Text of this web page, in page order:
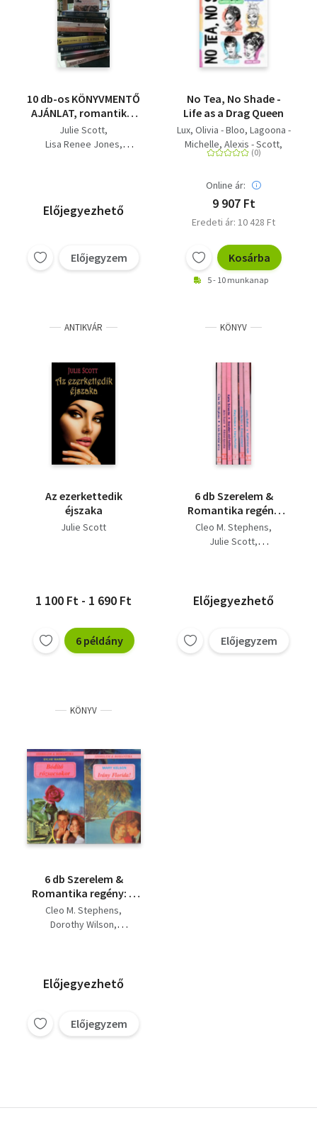
10 db-os KÖNYVMENTŐ
AJÁNLAT, romantika:
Helga története+ Ha
én lennék te+ Fény az
befutó+ Herb és
(Kulcskérdés/A farkas
és Piroska/Viharos
Julie Scott
Lisa Renee Jones
Várkonyi Zsolt Eric Kraft
Előjegyezhető
Előjegyzem
No Tea, No Shade -
Life as a Drag Queen
Lux, Olivia - Bloo, Lagoona -
Michelle, Alexis - Scott,
Kennedy Ann - West, Nina -
Online ár:
9 907 Ft
Eredeti ár: 10 428 Ft
Kosárba
5 - 10 munkanap
ANTIKVÁR
Az ezerkettedik
éjszaka
Julie Scott
1 100 Ft - 1 690 Ft
6 példány
KÖNYV
6 db Szerelem &
Romantika regény
(együtt): Kaliforniai
nyár +Álmodj velem!
éjszaka +A kis floridai
árva.
Cleo M. Stephens
Julie Scott
Előjegyezhető
Előjegyzem
KÖNYV
6 db Szerelem &
Romantika regény: A
kis floridai árva, Te
vagy a végzetem,
Irány Florida.
Cleo M. Stephens
Dorothy Wilson
Mary Kelson
Előjegyezhető
Előjegyzem